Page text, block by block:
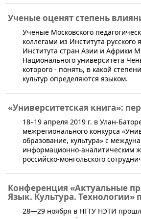
Ученые оценят степень
​Ученые Московского
коллегами из Института
Института стран Азии и Африки
Национального университета
которого - понять, в какой
культур определяются языком.
«Университетская книга»:
​18–19 апреля 2019 г. в Улан-
межрегионального конкурса
образование, культура» с
информационно-аналитическим
российско-монгольского
Конференция «Актуальные
Язык. Культура.
28—29 ноября в НГТУ НЭТИ